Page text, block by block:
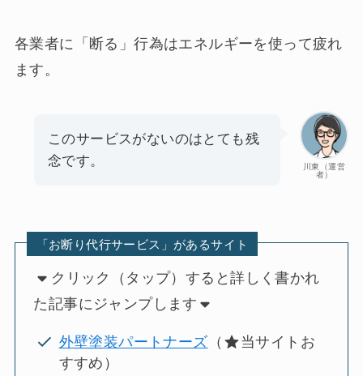
各業者に「断る」行為はエネルギーを使って疲れ
ます。
川東（運営
者）
このサービスがないのはとても残
念です。
「お断り代行サービス」があるサイト
クリック（タップ）すると詳しく書かれ
た記事にジャンプします
外壁塗装パートナーズ （
当サイトお
すすめ）